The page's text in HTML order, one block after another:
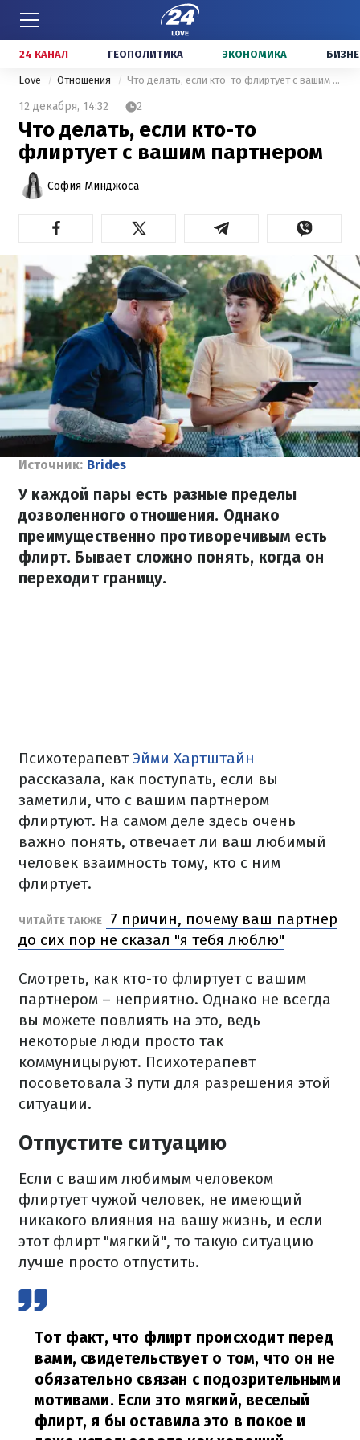
24 КАНАЛ ГЕОПОЛИТИКА ЭКОНОМИКА
Love Отношения Что делать, если кто-то флиртует с вашим партнером
12 декабря, 14:32 2
Что делать, если кто-то
флиртует с вашим партнером
София Минджоса
Источник: Brides
У каждой пары есть разные пределы
дозволенного отношения. Однако
преимущественно противоречивым есть
флирт. Бывает сложно понять, когда он
переходит границу.
ПсихотерапевтЭйми Хартштайн
рассказала, как поступать, если вы
заметили, что с вашим партнером
флиртуют. На самом деле здесь очень
важно понять, отвечает ли ваш любимый
человек взаимность тому, кто с ним
флиртует.
ЧИТАЙТЕ ТАКЖЕ
7 причин, почему ваш партнер
до сих пор не сказал "я тебя люблю"
Смотреть, как кто-то флиртует с вашим
партнером – неприятно. Однако не всегда
вы можете повлиять на это, ведь
некоторые люди просто так
коммуницыруют. Психотерапевт
посоветовала 3 пути для разрешения этой
ситуации.
Отпустите ситуацию
Если с вашим любимым человеком
флиртует чужой человек, не имеющий
никакого влияния на вашу жизнь, и если
этот флирт "мягкий", то такую ситуацию
лучше просто отпустить.
Тот факт, что флирт происходит перед
вами, свидетельствует о том, что он не
обязательно связан с подозрительными
мотивами. Если это мягкий, веселый
флирт, я бы оставила это в покое и